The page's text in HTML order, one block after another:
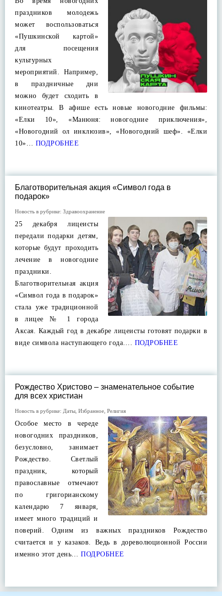
праздников молодежь
может воспользоваться
«Пушкинской картой»
для посещения
культурных
мероприятий. Например,
в праздничные дни
можно будет сходить в
кинотеатры. В афише есть новые новогодние фильмы:
«Елки 10», «Манюня: новогодние приключения»,
«Новогодний ол инклюзив», «Новогодний шеф». «Елки
10»… ПОДРОБНЕЕ
Благотворительная акция «Символ года в
подарок»
Новость в рубрике: Здравоохранение
25 декабря лицеисты
передали подарки детям,
которые будут проходить
лечение в новогодние
праздники.
Благотворительная акция
«Символ года в подарок»
стала уже традиционной
в лицее № 1 города
Аксая. Каждый год в декабре лицеисты готовят подарки в
виде символа наступающего года…. ПОДРОБНЕЕ
Рождество Христово – знаменательное событие
для всех христиан
Новость в рубрике: Даты Избранное Религия
Особое место в череде
новогодних праздников,
безусловно, занимает
Рождество. Светлый
праздник, который
православные отмечают
по григорианскому
календарю 7 января,
имеет много традиций и
поверий. Одним из важных праздников Рождество
считается и у казаков. Ведь в дореволюционной России
именно этот день… ПОДРОБНЕЕ